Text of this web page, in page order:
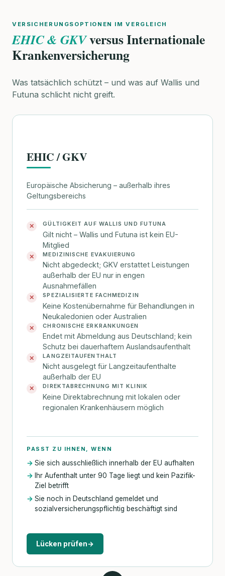
VERSICHERUNGSOPTIONEN IM VERGLEICH
EHIC & GKVversus Internationale
Krankenversicherung
Was tatsächlich schützt – und was auf Wallis und
Futuna schlicht nicht greift.
EHIC / GKV
Europäische Absicherung – außerhalb ihres
Geltungsbereichs
✕ GÜLTIGKEIT AUF WALLIS UND FUTUNA
Gilt nicht – Wallis und Futuna ist kein EU-
Mitglied
✕ MEDIZINISCHE EVAKUIERUNG
Nicht abgedeckt; GKV erstattet Leistungen
außerhalb der EU nur in engen
Ausnahmefällen
✕ SPEZIALISIERTE FACHMEDIZIN
Keine Kostenübernahme für Behandlungen in
Neukaledonien oder Australien
✕ CHRONISCHE ERKRANKUNGEN
Endet mit Abmeldung aus Deutschland; kein
Schutz bei dauerhaftem Auslandsaufenthalt
✕ LANGZEITAUFENTHALT
Nicht ausgelegt für Langzeitaufenthalte
außerhalb der EU
✕ DIREKTABRECHNUNG MIT KLINIK
Keine Direktabrechnung mit lokalen oder
regionalen Krankenhäusern möglich
PASST ZU IHNEN, WENN
Sie sich ausschließlich innerhalb der EU aufhalten
Ihr Aufenthalt unter 90 Tage liegt und kein Pazifik-
Ziel betrifft
Sie noch in Deutschland gemeldet und
sozialversicherungspflichtig beschäftigt sind
Lücken prüfen→